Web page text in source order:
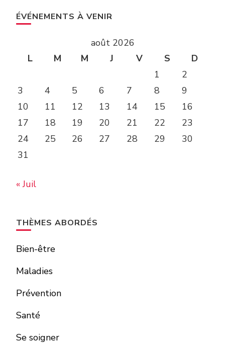
ÉVÉNEMENTS À VENIR
août 2026
L
M M J V S
D
1
2
3
4 5 6 7 8
9
10
11 12 13 14 15
16
17
18 19 20 21 22
23
24
25 26 27 28 29
30
31
« Juil
THÈMES ABORDÉS
Bien-être
Maladies
Prévention
Santé
Se soigner